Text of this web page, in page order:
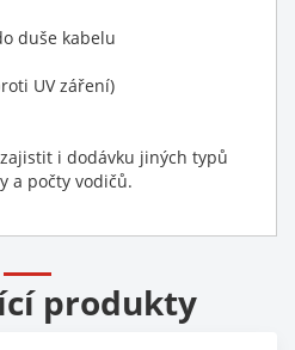
duše kabelu
UV záření)
i dodávku jiných typů
a počty vodičů.
produkty